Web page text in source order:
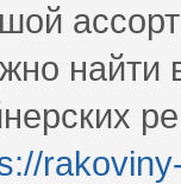
найти